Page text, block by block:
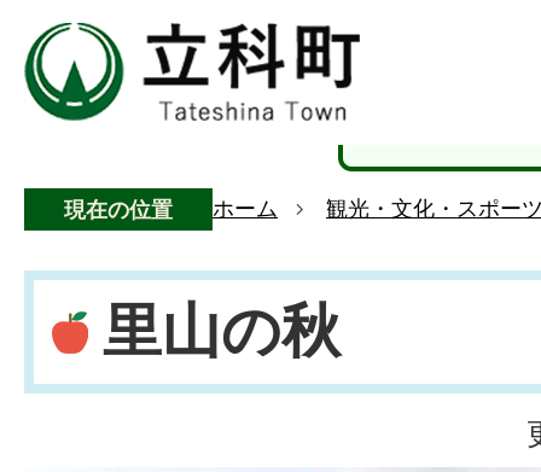
現在の位置 ホーム 観光・文化・スポー
里山の秋